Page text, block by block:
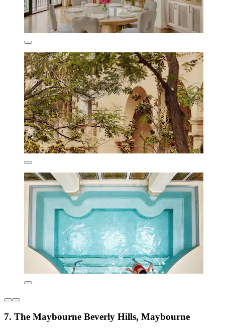
7. The Maybourne Beverly Hills, Maybourne